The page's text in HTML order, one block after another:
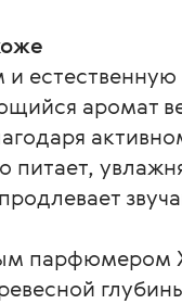
естественную
аромат
питает,
парфюмером